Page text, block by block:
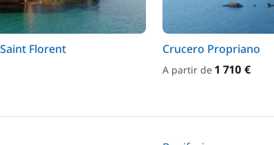
Florent Crucero Propriano
A partir de 1 710 €